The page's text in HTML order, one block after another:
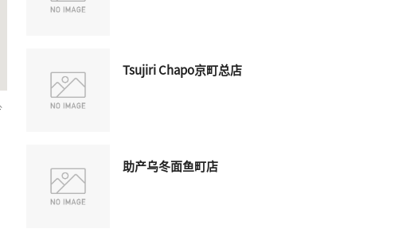
Tsujiri Chapo京町总店
助产乌冬面鱼町店